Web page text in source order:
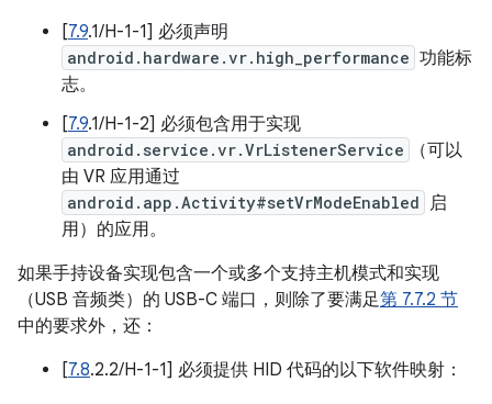
[7.9.1/H-1-1] 必须声明
android.hardware.vr.high_performance 功能标
志。
[7.9.1/H-1-2] 必须包含用于实现
android.service.vr.VrListenerService
（可以
由 VR 应用通过
android.app.Activity#setVrModeEnabled 启
用）的应用。
如果手持设备实现包含一个或多个支持主机模式和实现
（USB 音频类）的 USB-C 端口，则除了要满足第 7.7.2 节
中的要求外，还：
[7.8.2.2/H-1-1] 必须提供 HID 代码的以下软件映射：